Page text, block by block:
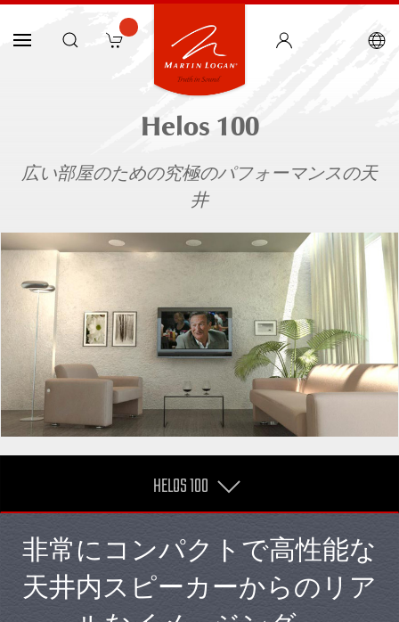
Helos 100
広い部屋のための究極のパフォーマンスの天
井
HELOS 100
非常にコンパクトで高性能な
天井内スピーカーからのリア